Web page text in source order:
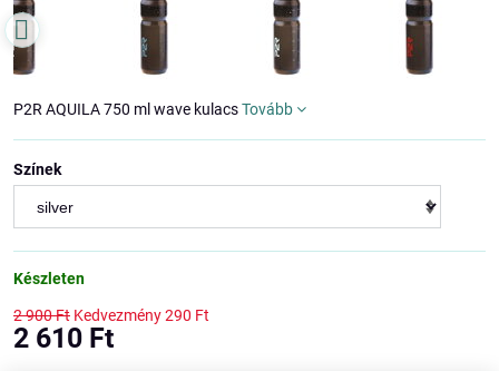
P2R AQUILA 750 ml wave kulacsTovább
Színek
Készleten
2 900 Ft Kedvezmény290 Ft
2 610 Ft